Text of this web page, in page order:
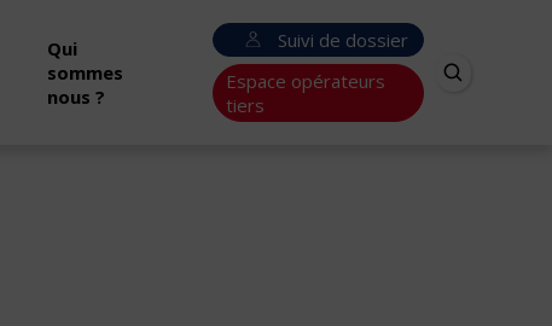
Qui
sommes
nous ?
Suivi de dossier
Espace opérateurs
tiers